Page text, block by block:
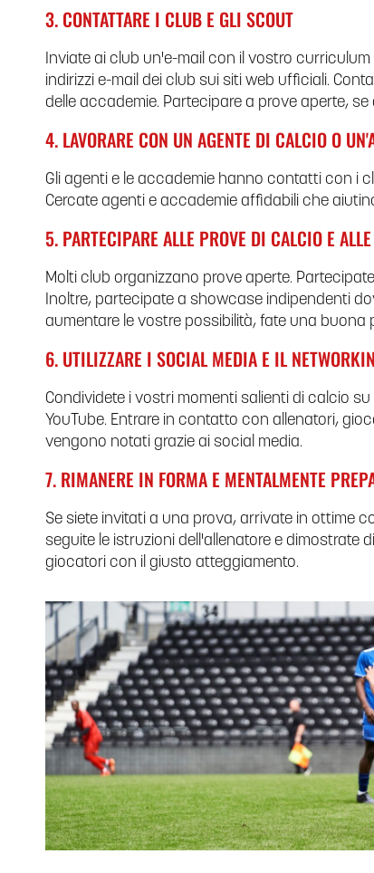
3. CONTATTARE I CLUB E GLI SCOUT
Inviate ai club un'e-mail con il vostro
indirizzi e-mail dei club sui siti web ufficiali.
delle accademie. Partecipare a prove aperte, se
4. LAVORARE CON UN AGENTE DI CALCIO O
Gli agenti e le accademie hanno contatti con i
Cercate agenti e accademie affidabili che
5. PARTECIPARE ALLE PROVE DI CALCIO E
Molti club organizzano prove aperte.
Inoltre, partecipate a showcase indipendenti
aumentare le vostre possibilità, fate una buona
6. UTILIZZARE I SOCIAL MEDIA E IL
Condividete i vostri momenti salienti di calcio
YouTube. Entrare in contatto con allenatori,
vengono notati grazie ai social media.
7. RIMANERE IN FORMA E MENTALMENTE
Se siete invitati a una prova, arrivate in ottime
seguite le istruzioni dell'allenatore e dimostrate
giocatori con il giusto atteggiamento.